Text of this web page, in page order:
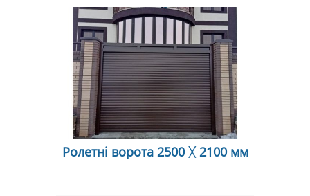
Ролетні ворота 2500 ᚷ 2100 мм